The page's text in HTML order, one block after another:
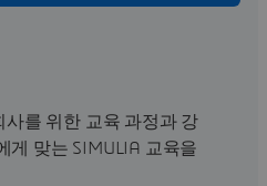
사를 위한 교육 과정과 강
게 맞는 SIMULIA 교육을